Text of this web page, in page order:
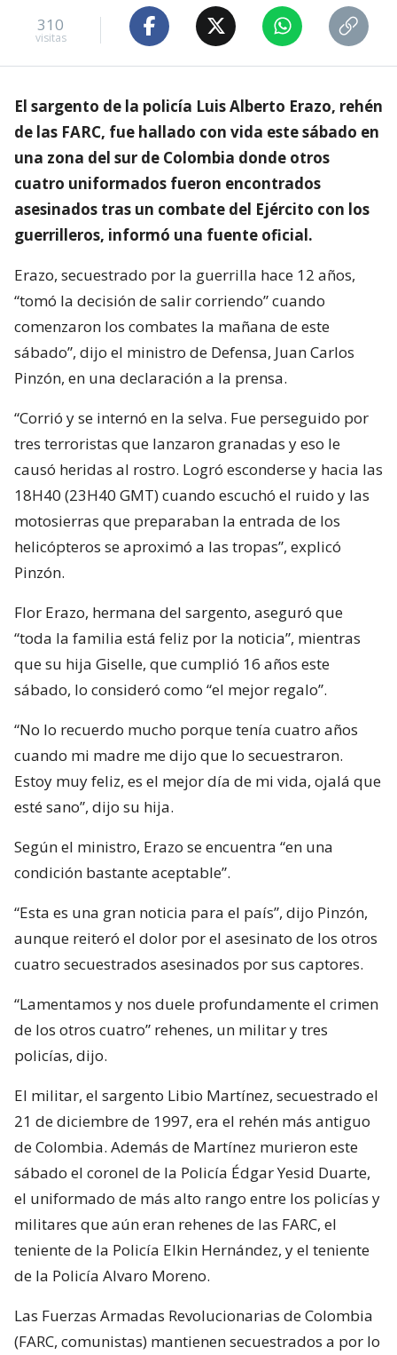
310
visitas
El sargento de la policía Luis Alberto Erazo, rehén
de las FARC, fue hallado con vida este sábado en
una zona del sur de Colombia donde otros
cuatro uniformados fueron encontrados
asesinados tras un combate del Ejército con los
guerrilleros, informó una fuente oficial.
Erazo, secuestrado por la guerrilla hace 12 años,
“tomó la decisión de salir corriendo” cuando
comenzaron los combates la mañana de este
sábado”, dijo el ministro de Defensa, Juan Carlos
Pinzón, en una declaración a la prensa.
“Corrió y se internó en la selva. Fue perseguido por
tres terroristas que lanzaron granadas y eso le
causó heridas al rostro. Logró esconderse y hacia las
18H40 (23H40 GMT) cuando escuchó el ruido y las
motosierras que preparaban la entrada de los
helicópteros se aproximó a las tropas”, explicó
Pinzón.
Flor Erazo, hermana del sargento, aseguró que
“toda la familia está feliz por la noticia”, mientras
que su hija Giselle, que cumplió 16 años este
sábado, lo consideró como “el mejor regalo”.
“No lo recuerdo mucho porque tenía cuatro años
cuando mi madre me dijo que lo secuestraron.
Estoy muy feliz, es el mejor día de mi vida, ojalá que
esté sano”, dijo su hija.
Según el ministro, Erazo se encuentra “en una
condición bastante aceptable”.
“Esta es una gran noticia para el país”, dijo Pinzón,
aunque reiteró el dolor por el asesinato de los otros
cuatro secuestrados asesinados por sus captores.
“Lamentamos y nos duele profundamente el crimen
de los otros cuatro” rehenes, un militar y tres
policías, dijo.
El militar, el sargento Libio Martínez, secuestrado el
21 de diciembre de 1997, era el rehén más antiguo
de Colombia. Además de Martínez murieron este
sábado el coronel de la Policía Édgar Yesid Duarte,
el uniformado de más alto rango entre los policías y
militares que aún eran rehenes de las FARC, el
teniente de la Policía Elkin Hernández, y el teniente
de la Policía Alvaro Moreno.
Las Fuerzas Armadas Revolucionarias de Colombia
(FARC, comunistas) mantienen secuestrados a por lo